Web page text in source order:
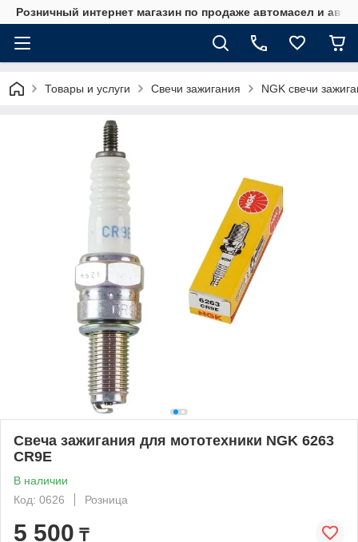
Розничный интернет магазин по продаже автомасел и
Товары и услуги Свечи зажигания NGK свечи
Свеча зажигания для мототехники NGK 6263
CR9E
В наличии
Код: 0626
Розница
5 500 ₸